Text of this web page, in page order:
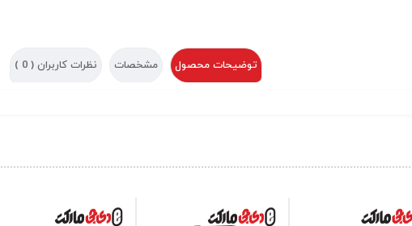
توضیحات محصول مشخصات نظرات کاربران ( 0
)